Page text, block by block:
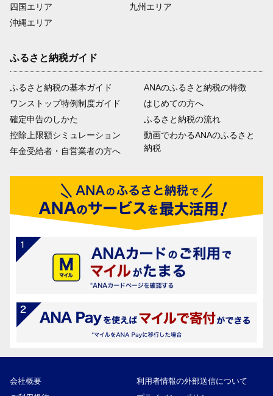
四国エリア
沖縄エリア
九州エリア
ふるさと納税ガイド
ふるさと納税の基本ガイド
ワンストップ特例制度ガイド
確定申告のしかた
控除上限額シミュレーション
年金受給者・自営業者の方へ
ANAのふるさと納税の特徴
はじめての方へ
ふるさと納税の流れ
動画でわかるANAのふるさと
納税
会社概要
利用者情報の外部送信について